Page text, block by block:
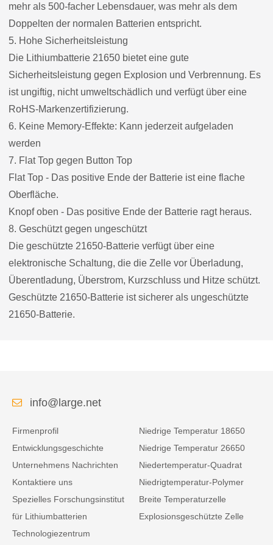
mehr als 500-facher Lebensdauer, was mehr als dem
Doppelten der normalen Batterien entspricht.
5. Hohe Sicherheitsleistung
Die Lithiumbatterie 21650 bietet eine gute
Sicherheitsleistung gegen Explosion und Verbrennung. Es
ist ungiftig, nicht umweltschädlich und verfügt über eine
RoHS-Markenzertifizierung.
6. Keine Memory-Effekte: Kann jederzeit aufgeladen
werden
7. Flat Top gegen Button Top
Flat Top - Das positive Ende der Batterie ist eine flache
Oberfläche.
Knopf oben - Das positive Ende der Batterie ragt heraus.
8. Geschützt gegen ungeschützt
Die geschützte 21650-Batterie verfügt über eine
elektronische Schaltung, die die Zelle vor Überladung,
Überentladung, Überstrom, Kurzschluss und Hitze schützt.
Geschützte 21650-Batterie ist sicherer als ungeschützte
21650-Batterie.
info@large.net
Firmenprofil
Entwicklungsgeschichte
Unternehmens Nachrichten
Kontaktiere uns
Spezielles Forschungsinstitut
für Lithiumbatterien
Technologiezentrum
Niedrige Temperatur 18650
Niedrige Temperatur 26650
Niedertemperatur-Quadrat
Niedrigtemperatur-Polymer
Breite Temperaturzelle
Explosionsgeschützte Zelle